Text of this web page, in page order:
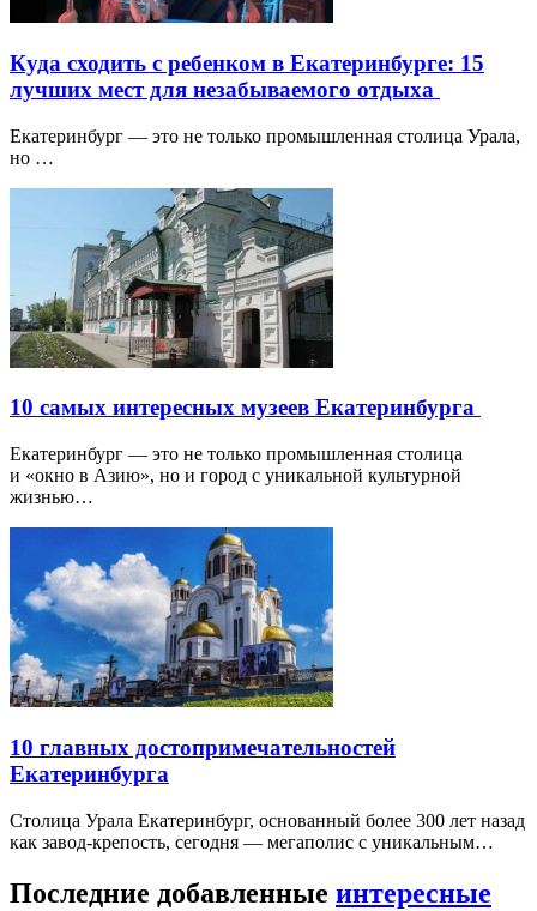
Куда сходить с ребенком в Екатеринбурге: 15
лучших мест для незабываемого отдыха
Екатеринбург — это не только промышленная столица Урала,
но …
10 самых интересных музеев Екатеринбурга
Екатеринбург — это не только промышленная столица
и «окно в Азию», но и город с уникальной культурной
жизнью…
10 главных достопримечательностей
Екатеринбурга
Столица Урала Екатеринбург, основанный более 300 лет назад
как завод-крепость, сегодня — мегаполис с уникальным…
Последние добавленные интересные